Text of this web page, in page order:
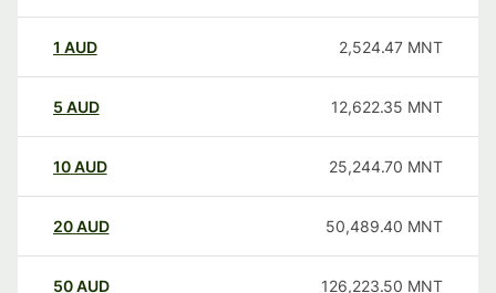
1 AUD 2,524.47 MNT
5 AUD 12,622.35 MNT
10AUD 25,244.70 MNT
20AUD 50,489.40 MNT
50AUD 126,223.50 MNT